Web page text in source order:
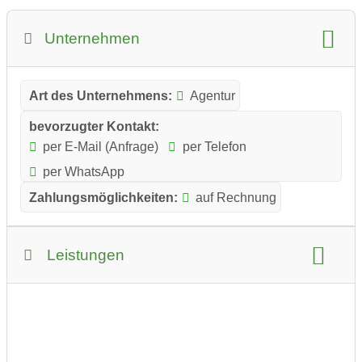
Unternehmen
Art des Unternehmens: Agentur
bevorzugter Kontakt:
per E-Mail (Anfrage)
per Telefon
per WhatsApp
Zahlungsmöglichkeiten:
auf Rechnung
Leistungen